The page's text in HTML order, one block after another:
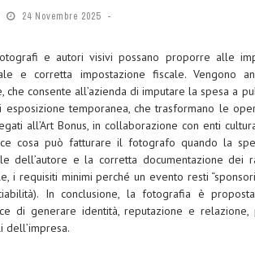
24 Novembre 2025
e autori visivi possano proporre alle
e corretta impostazione fiscale. Vengono
che consente all’azienda di imputare la spesa a
esposizione temporanea, che trasformano le
all’Art Bonus, in collaborazione con enti
cosa può fatturare il fotografo quando la
dell’autore e la corretta documentazione dei
i requisiti minimi perché un evento resti
In conclusione, la fotografia è
di generare identità, reputazione e
dell’impresa.